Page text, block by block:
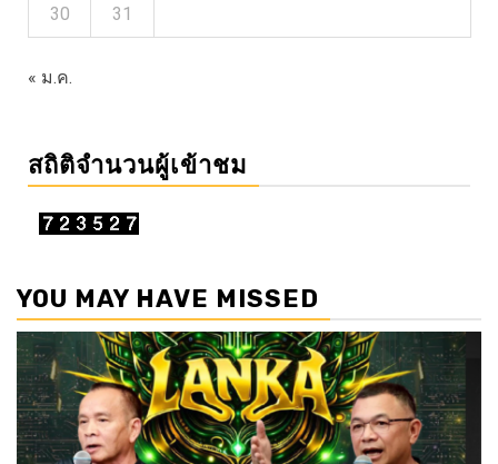
30 31
« ม.ค.
สถิติจำนวนผู้เข้าชม
YOU MAY HAVE MISSED